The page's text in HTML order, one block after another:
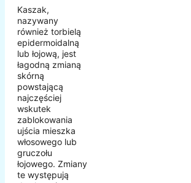
Kaszak,
nazywany
również torbielą
epidermoidalną
lub łojową, jest
łagodną zmianą
skórną
powstającą
najczęściej
wskutek
zablokowania
ujścia mieszka
włosowego lub
gruczołu
łojowego. Zmiany
te występują